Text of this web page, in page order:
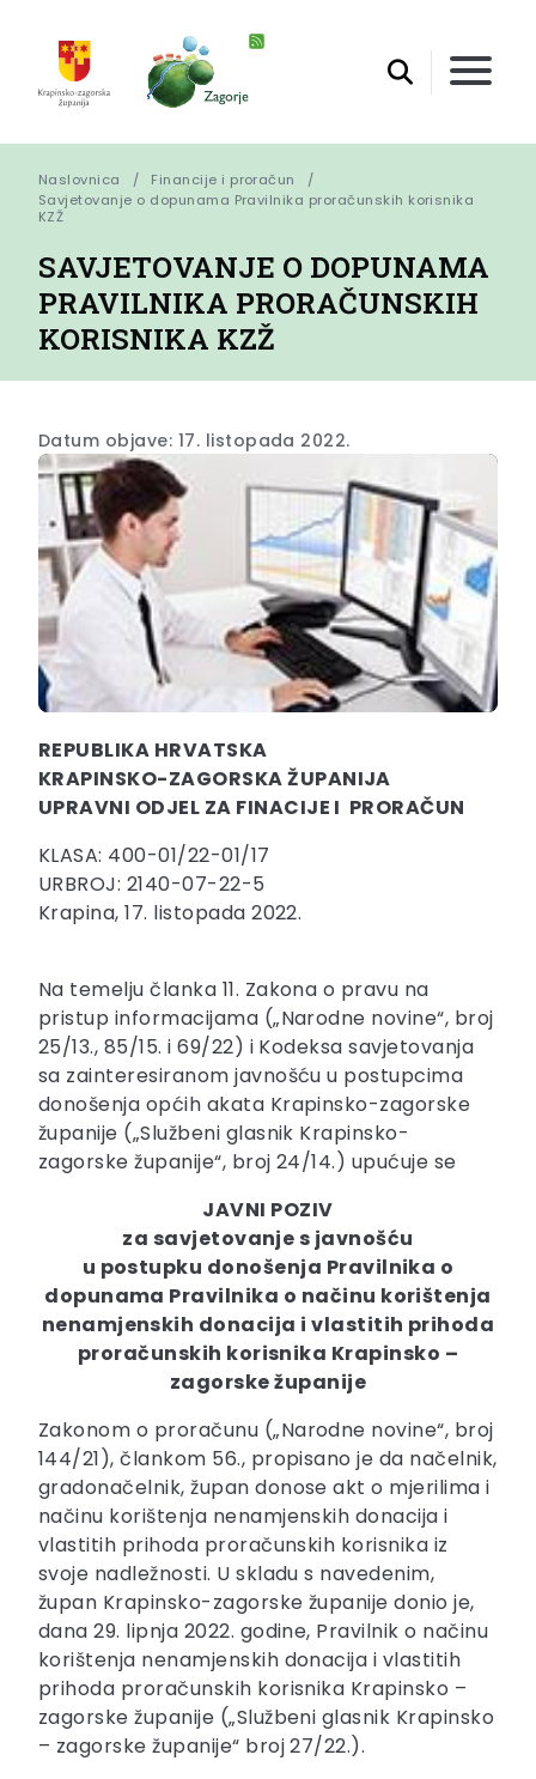
Naslovnica
Financije i proračun
Savjetovanje o dopunama Pravilnika proračunskih korisnika
KZŽ
SAVJETOVANJE O DOPUNAMA
PRAVILNIKA PRORAČUNSKIH
KORISNIKA KZŽ
Datum objave: 17. listopada 2022.
REPUBLIKA HRVATSKA
KRAPINSKO-ZAGORSKA ŽUPANIJA
UPRAVNI ODJEL ZA FINACIJE I PRORAČUN
KLASA: 400-01/22-01/17
URBROJ: 2140-07-22-5
Krapina, 17. listopada 2022.
Na temelju članka 11. Zakona o pravu na
pristup informacijama („Narodne novine“, broj
25/13., 85/15. i 69/22) i Kodeksa savjetovanja
sa zainteresiranom javnošću u postupcima
donošenja općih akata Krapinsko-zagorske
županije („Službeni glasnik Krapinsko-
zagorske županije“, broj 24/14.) upućuje se
JAVNI POZIV
za savjetovanje s javnošću
u postupku donošenja Pravilnika o
dopunama Pravilnika o načinu korištenja
nenamjenskih donacija i vlastitih prihoda
proračunskih korisnika Krapinsko –
zagorske županije
Zakonom o proračunu („Narodne novine“, broj
144/21), člankom 56., propisano je da načelnik,
gradonačelnik, župan donose akt o mjerilima i
načinu korištenja nenamjenskih donacija i
vlastitih prihoda proračunskih korisnika iz
svoje nadležnosti. U skladu s navedenim,
župan Krapinsko-zagorske županije donio je,
dana 29. lipnja 2022. godine, Pravilnik o načinu
korištenja nenamjenskih donacija i vlastitih
prihoda proračunskih korisnika Krapinsko –
zagorske županije („Službeni glasnik Krapinsko
– zagorske županije“ broj 27/22.).